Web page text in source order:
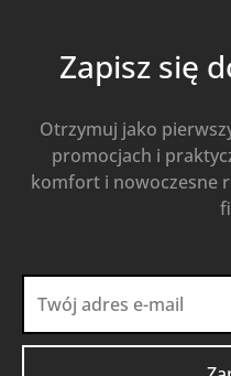
Zapisz się
Otrzymuj jako
promocjach i
komfort i nowoczesne